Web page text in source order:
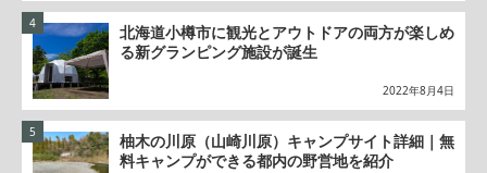
北海道小樽市に観光とアウトドアの両方が楽しめ
る新グランピング施設が誕生
2022年8月4日
柚木の川原（山崎川原）キャンプサイト詳細｜無
料キャンプができる都内の野営地を紹介